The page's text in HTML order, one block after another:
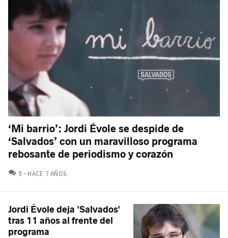
‘Mi barrio’: Jordi Évole se despide de
‘Salvados’ con un maravilloso programa
rebosante de periodismo y corazón
9 COMENTARIOS
HACE 7 AÑOS
Jordi Évole deja 'Salvados'
tras 11 años al frente del
programa